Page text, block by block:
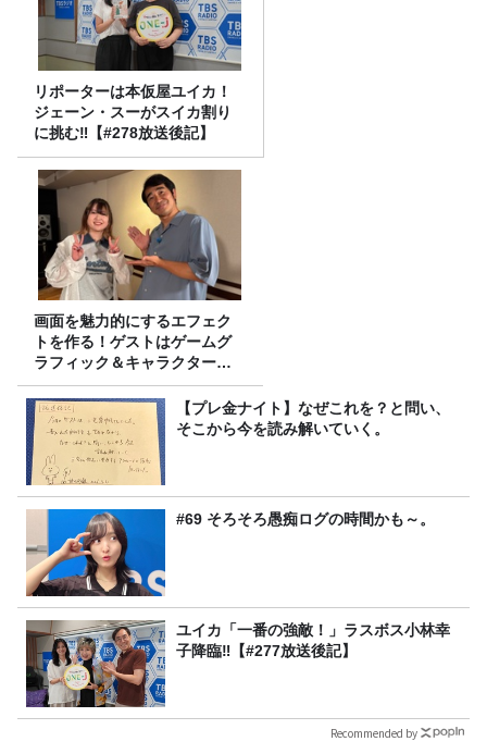
リポーターは本仮屋ユイカ！
ジェーン・スーがスイカ割り
に挑む‼【#278放送後記】
画面を魅力的にするエフェク
トを作る！ゲストはゲームグ
ラフィック＆キャラクター専
攻の遠藤里桜さん！
【プレ金ナイト】なぜこれを？と問い、
そこから今を読み解いていく。
#69 そろそろ愚痴ログの時間かも～。
ユイカ「一番の強敵！」ラスボス小林幸
子降臨‼【#277放送後記】
Recommended by